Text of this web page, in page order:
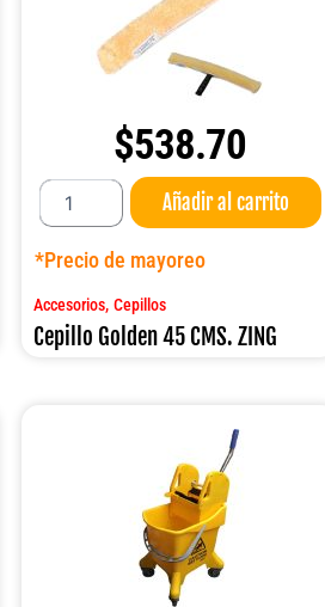
$538.70
Cepillo
Golden
45
CMS.
cantidad
Añadir al carrito
*Precio de mayoreo
Accesorios,Cepillos
Cepillo Golden 45 CMS. ZING